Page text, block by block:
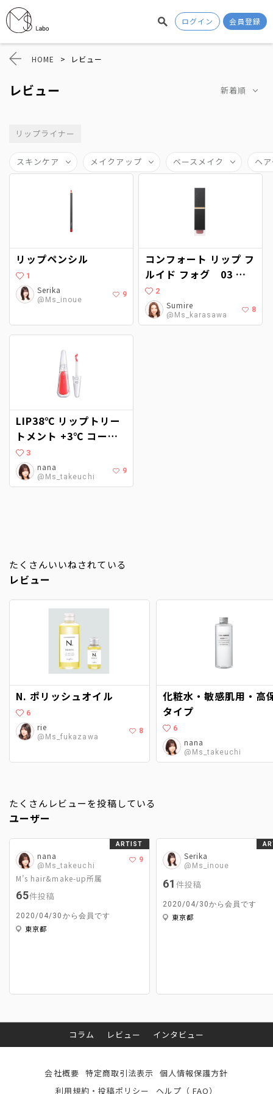
ログイン 会員登録
HOME > レビュー
レビュー 新着順
リップライナー
スキンケア メイクアップ ベースメイク ヘ
リップペンシル
1
Serika
@Ms_inoue
9
コンフォート リップ フ
ルイド フォグ 03 綿
苺 2
Sumire
@Ms_karasawa
8
LIP38℃ リップトリー
トメント +3℃ コーラ
ルピンク
3
nana
@Ms_takeuchi
9
たくさんいいねされている
レビュー
N. ポリッシュオイル
6
rie
@Ms_fukazawa
8
化粧水・敏感肌用・高
タイプ
6
nana
@Ms_takeuchi
たくさんレビューを投稿している
ユーザー
nana
@Ms_takeuchi
9
M’s hair&make-up所属
65件投稿
2020/04/30から会員です
東京都
ARTIST
Serika
@Ms_inoue
61 件投稿
2020/04/30から会員です
東京都
コラム レビュー インタビュー
会社概要 特定商取引法表示 個人情報保護方針
利用規約・投稿ポリシー
ヘルプ（ FAQ）